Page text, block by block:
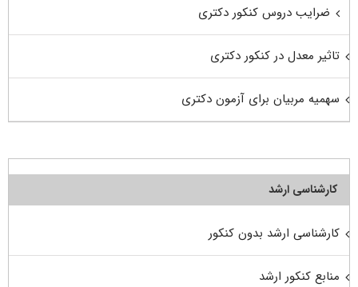
ضرایب دروس کنکور دکتری
تاثیر معدل در کنکور دکتری
سهمیه مربیان برای آزمون دکتری
کارشناسی ارشد
کارشناسی ارشد بدون کنکور
منابع کنکور ارشد